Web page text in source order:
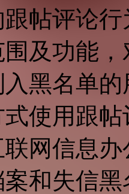
帖评论
及功能
黑名单
使用跟
网信息
和失信